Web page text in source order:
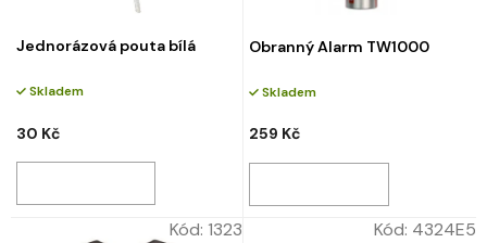
Jednorázová pouta bílá
Skladem
30 Kč
Obranný Alarm TW1000
Skladem
259 Kč
Kód: 1323 Kód: 4324E5